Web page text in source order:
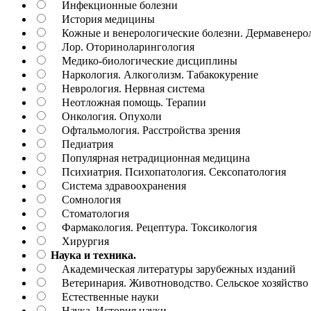
Инфекционные болезни
История медицины
Кожные и венерологические болезни.
Лор. Оториноларингология
Медико-биологические дисциплины
Наркология. Алкоголизм. Табакокурение
Неврология. Нервная система
Неотложная помощь. Терапии
Онкология. Опухоли
Офтальмология. Расстройства зрения
Педиатрия
Популярная нетрадиционная медицина
Психиатрия. Психопатология. Сексопатология
Система здравоохранения
Сомнология
Стоматология
Фармакология. Рецептура. Токсикология
Хирургия
Наука и техника.
Академическая литературы зарубежных изданий
Ветеринария. Животноводство. Сельское хозяйство
Естественные науки